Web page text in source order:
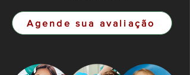
Agende sua avaliação